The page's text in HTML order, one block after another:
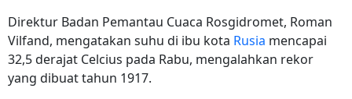
Direktur Badan Pemantau Cuaca Rosgidromet, Roman
Vilfand, mengatakan suhu di ibu kota Rusia mencapai
32,5 derajat Celcius pada Rabu, mengalahkan rekor
yang dibuat tahun 1917.